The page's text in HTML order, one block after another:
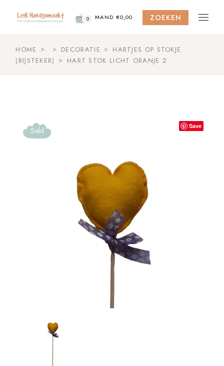
content
0 MAND €0,00 ZOEKEN
HOME DECORATIE
HARTJES OP STOKJE
(BIJSTEKER)
HART STOK LICHT ORANJE 2
Sold Save